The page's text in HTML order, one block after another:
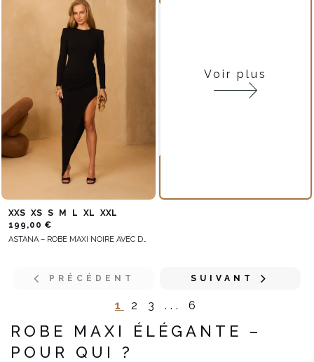
XXS XS S M L XL
XXL
199,00 €
Voir plus
PRÉCÉDENT
1 2 3 ... 6
SUIVANT
ROBE MAXI ÉLÉGANTE –
POUR QUI ?